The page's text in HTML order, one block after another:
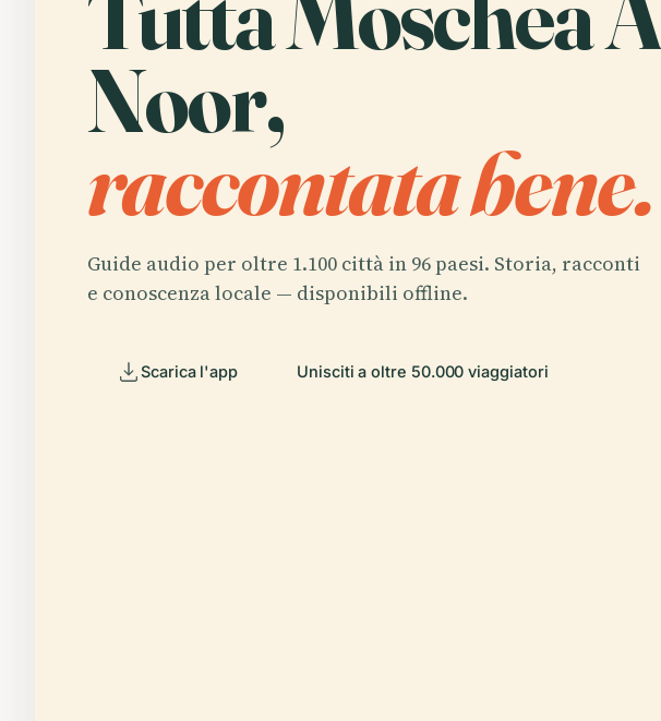
Noor,
raccontata bene.
Guide audio per oltre 1.100 città in 96 paesi. Storia, racconti
e conoscenza locale — disponibili offline.
Scarica l'app Unisciti a oltre 50.000 viaggiatori